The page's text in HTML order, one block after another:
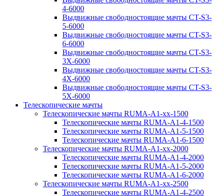
4-6000
Выдвижные свободностоящие мачты CT-S3-
5-6000
Выдвижные свободностоящие мачты CT-S3-
6-6000
Выдвижные свободностоящие мачты CT-S3-
3X-6000
Выдвижные свободностоящие мачты CT-S3-
4X-6000
Выдвижные свободностоящие мачты CT-S3-
5X-6000
Телескопические мачты
Телескопические мачты RUMA-A1-xx-1500
Телескопические мачты RUMA-A1-4-1500
Телескопические мачты RUMA-A1-5-1500
Телескопические мачты RUMA-A1-6-1500
Телескопические мачты RUMA-A1-xx-2000
Телескопические мачты RUMA-A1-4-2000
Телескопические мачты RUMA-A1-5-2000
Телескопические мачты RUMA-A1-6-2000
Телескопические мачты RUMA-A1-xx-2500
Телескопические мачты RUMA-A1-4-2500